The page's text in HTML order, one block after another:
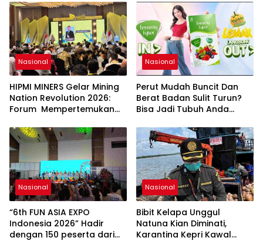
Nasional
HIPMI MINERS Gelar Mining
Nation Revolution 2026:
Forum Mempertemukan
Investor, Akademisi, dan
Pengusaha dalam
Mendukung Percepatan
Hilirisasi Nasional.
Nasional
Perut Mudah Buncit Dan
Berat Badan Sulit Turun?
Bisa Jadi Tubuh Anda
Nasional
“6th FUN ASIA EXPO
Indonesia 2026” Hadir
dengan 150 peserta dari
Nasional
Bibit Kelapa Unggul
Natuna Kian Diminati,
Karantina Kepri Kawal